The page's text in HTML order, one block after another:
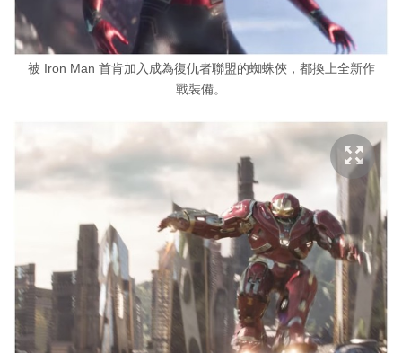
被 Iron Man 首肯加入成為復仇者聯盟的蜘蛛俠，都換上全新作
戰裝備。